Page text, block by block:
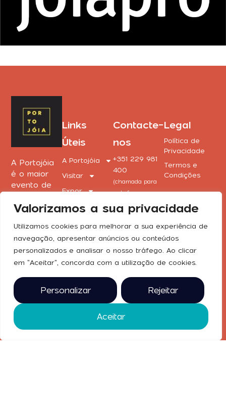
Valorizamos a sua privacidade
Utilizamos cookies para melhorar a sua experiência de
navegação, apresentar anúncios ou conteúdos
personalizados e analisar o nosso tráfego. Ao clicar
em "Aceitar", concorda com a utilização de cookies.
Personalizar Rejeitar
Aceitar
A Portojóia
é o maior
evento de
ourivesaria e
Portugal. De
17 a 20 de
setembro de
2026, na
2025 © todos
reservados
Links
Úteis
A Portojóia
Visitar
Expor
Contactos
Contacte-
nos
+351 229 981
400
(chamada para
rede fixa
Redes
Sociais
Legal
Política de
Privacidade
Termos e
Condições